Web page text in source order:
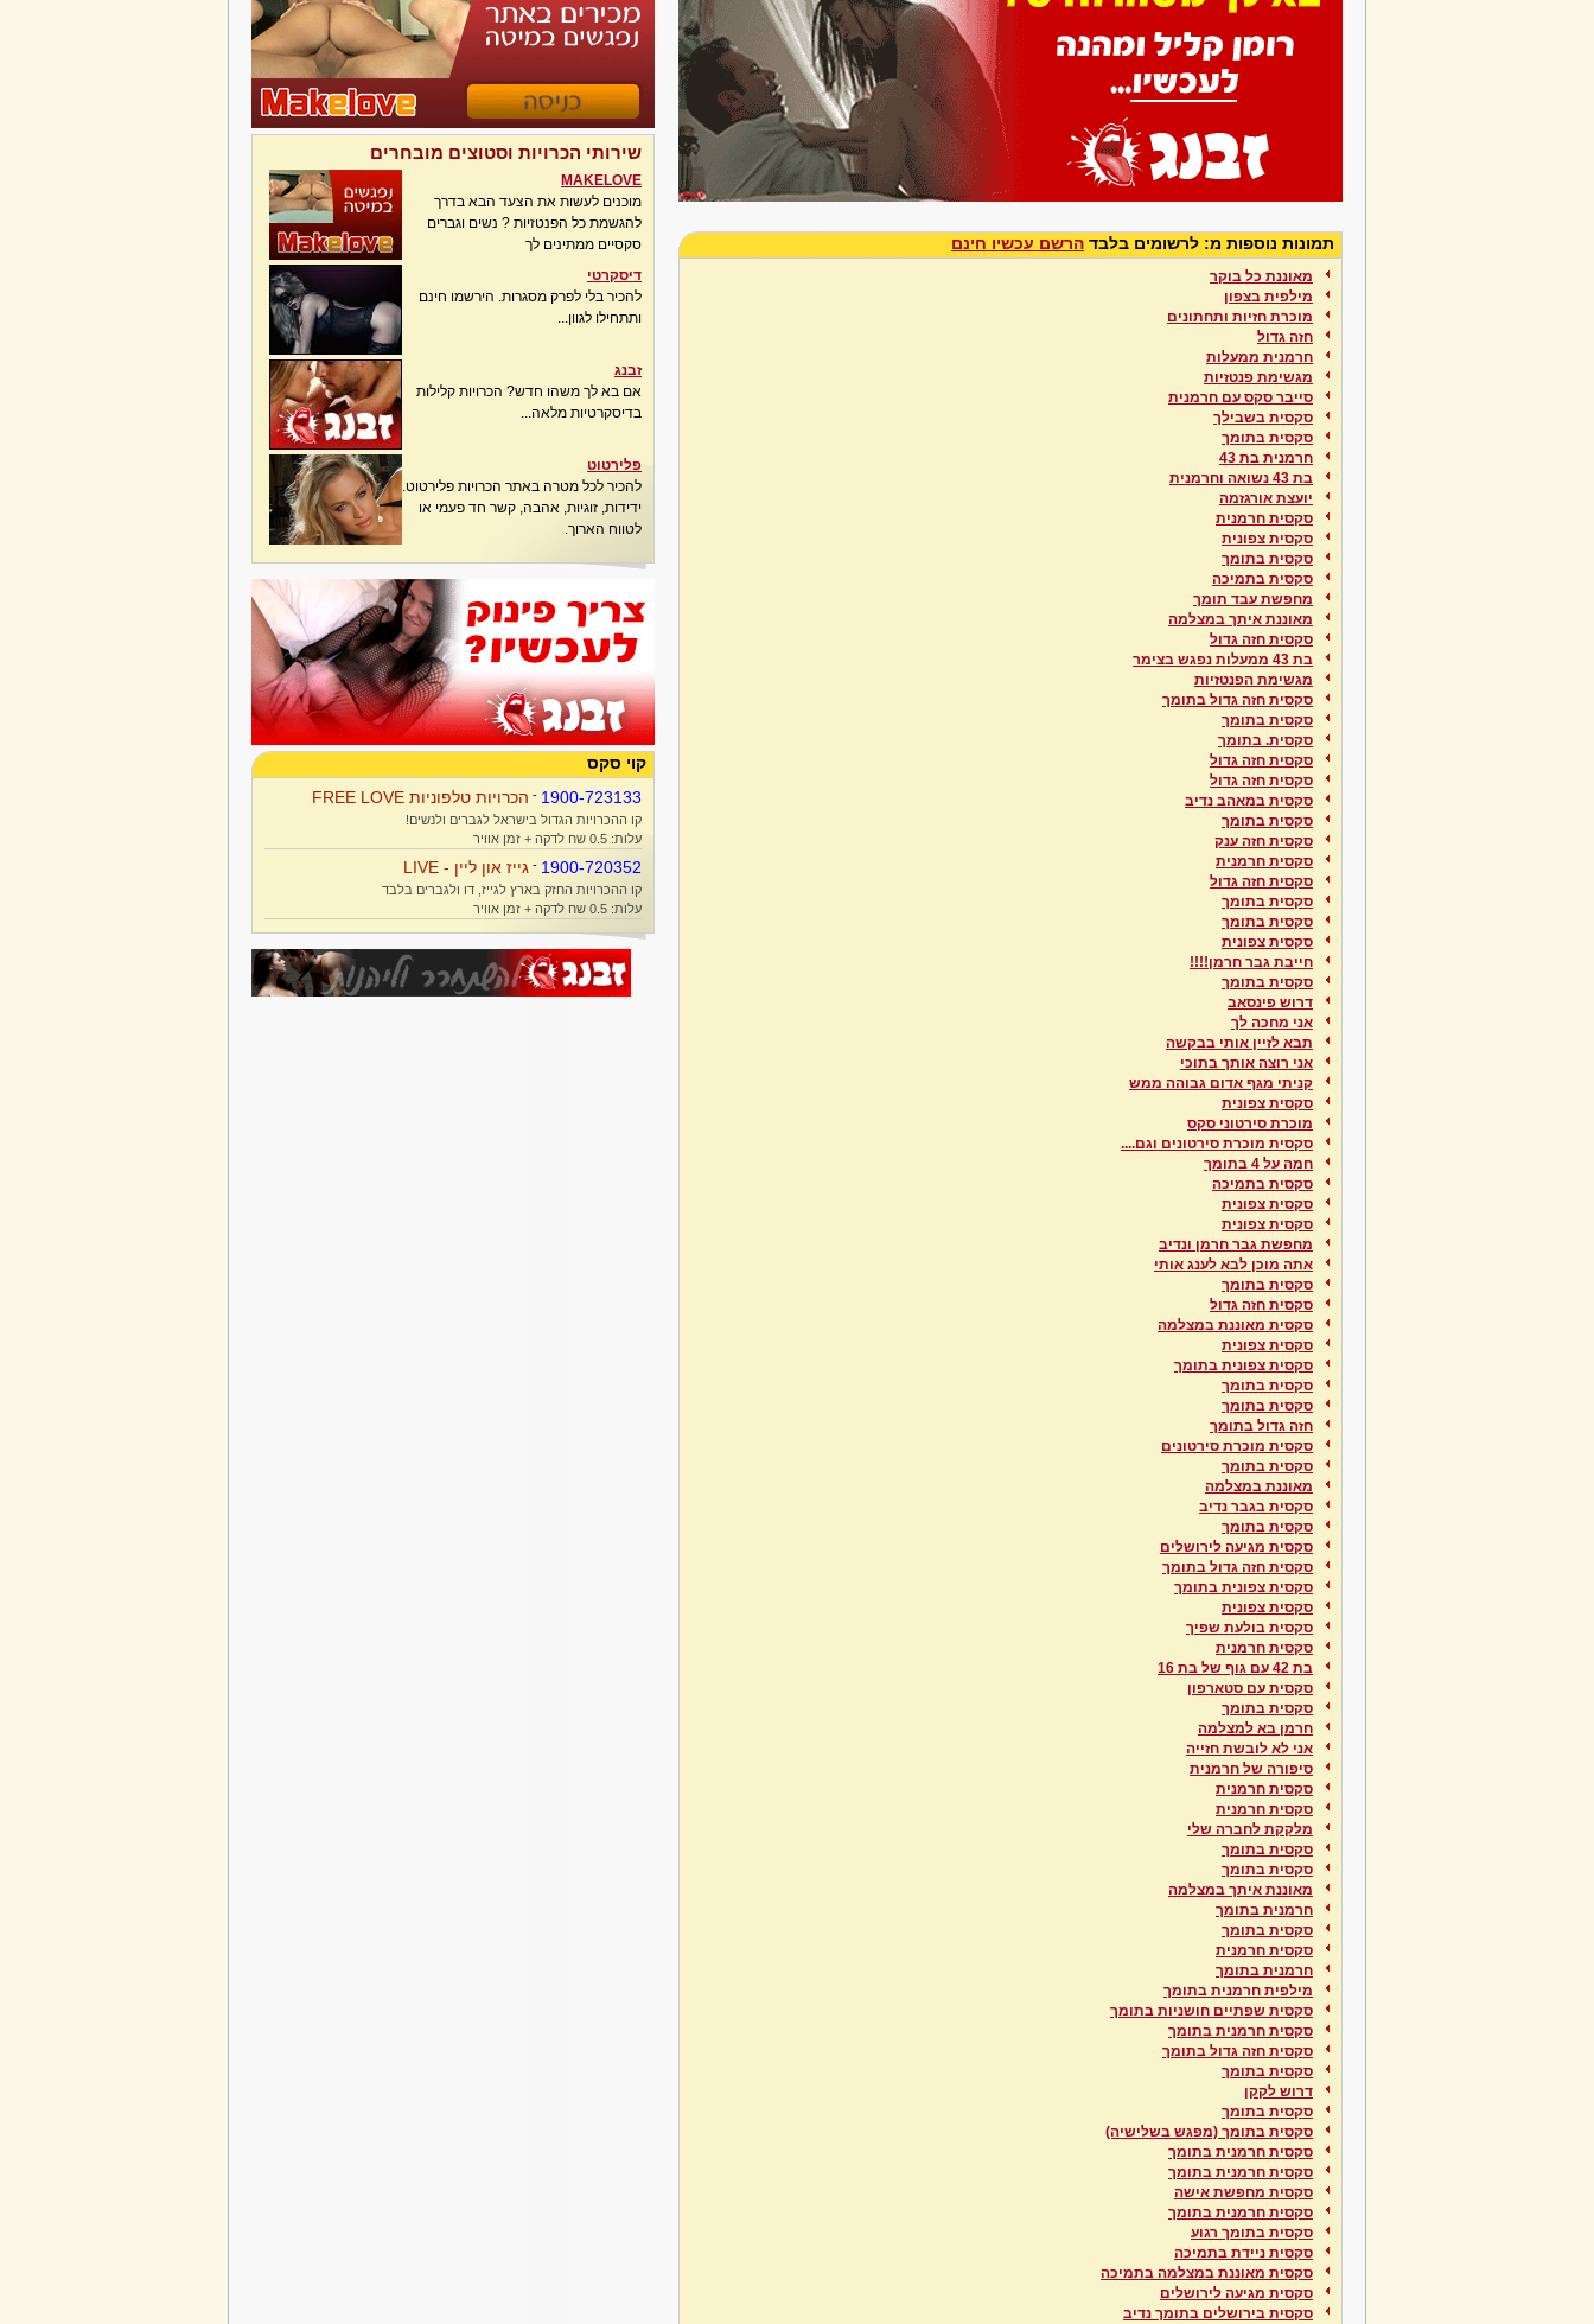
תמונות נוספות מ: לרשומים בלבד הרשם עכשיו חינם
מאוננת כל בוקר
מילפית בצפון
מוכרת חזיות ותחתונים
חזה גדול
חרמנית ממעלות
מגשימת פנטזיות
סייבר סקס עם חרמנית
סקסית בשבילך
סקסית בתומך
חרמנית בת 43
בת 43 נשואה וחרמנית
יועצת אורגזמה
סקסית חרמנית
סקסית צפונית
סקסית בתומך
סקסית בתמיכה
מחפשת עבד תומך
מאוננת איתך במצלמה
סקסית חזה גדול
בת 43 ממעלות נפגש בצימר
מגשימת הפנטזיות
סקסית חזה גדול בתומך
סקסית בתומך
סקסית. בתומך
סקסית חזה גדול
סקסית חזה גדול
סקסית במאהב נדיב
סקסית בתומך
סקסית חזה ענק
סקסית חרמנית
סקסית חזה גדול
סקסית בתומך
סקסית בתומך
סקסית צפונית
חייבת גבר חרמן!!!!
סקסית בתומך
דרוש פינסאב
אני מחכה לך
תבא לזיין אותי בבקשה
אני רוצה אותך בתוכי
קניתי מגף אדום גבוהה ממש
סקסית צפונית
מוכרת סירטוני סקס
סקסית מוכרת סירטונים וגם....
חמה על 4 בתומך
סקסית בתמיכה
סקסית צפונית
סקסית צפונית
מחפשת גבר חרמן ונדיב
אתה מוכן לבא לענג אותי
סקסית בתומך
סקסית חזה גדול
סקסית מאוננת במצלמה
סקסית צפונית
סקסית צפונית בתומך
סקסית בתומך
סקסית בתומך
חזה גדול בתומך
סקסית מוכרת סירטונים
סקסית בתומך
מאוננת במצלמה
סקסית בגבר נדיב
סקסית בתומך
סקסית מגיעה לירושלים
סקסית חזה גדול בתומך
סקסית צפונית בתומך
סקסית צפונית
סקסית בולעת שפיך
סקסית חרמנית
בת 42 עם גוף של בת 16
סקסית עם סטארפון
סקסית בתומך
חרמן בא למצלמה
אני לא לובשת חזייה
סיפורה של חרמנית
סקסית חרמנית
סקסית חרמנית
מלקקת לחברה שלי
סקסית בתומך
סקסית בתומך
מאוננת איתך במצלמה
חרמנית בתומך
סקסית בתומך
סקסית חרמנית
חרמנית בתומך
מילפית חרמנית בתומך
סקסית שפתיים חושניות בתומך
סקסית חרמנית בתומך
סקסית חזה גדול בתומך
סקסית בתומך
דרוש לקקן
סקסית בתומך
סקסית בתומך (מפגש בשלישיה)
סקסית חרמנית בתומך
סקסית חרמנית בתומך
סקסית מחפשת אישה
סקסית חרמנית בתומך
סקסית בתומך רגוע
סקסית ניידת בתמיכה
סקסית מאוננת במצלמה בתמיכה
סקסית מגיעה לירושלים
סקסית בירושלים בתומך נדיב
שירותי הכרויות וסטוצים מובחרים
MAKELOVE
מוכנים לעשות את הצעד הבא בדרך
להגשמת כל הפנטזיות ? נשים וגברים
סקסיים ממתינים לך
דיסקרטי
להכיר בלי לפרק מסגרות. הירשמו חינם
ותתחילו לגוון...
זבנג
אם בא לך משהו חדש? הכרויות קלילות
בדיסקרטיות מלאה...
פלירטוט
להכיר לכל מטרה באתר הכרויות פלירטוט.
ידידות, זוגיות, אהבה, קשר חד פעמי או
לטווח הארוך.
קוי סקס
1900-723133
- הכרויות טלפוניות FREE LOVE
קו ההכרויות הגדול בישראל לגברים ולנשים!
עלות: 0.5 שח לדקה + זמן אוויר
1900-720352
- גייז און ליין - LIVE
קו ההכרויות החזק בארץ לגייז, דו ולגברים בלבד
עלות: 0.5 שח לדקה + זמן אוויר